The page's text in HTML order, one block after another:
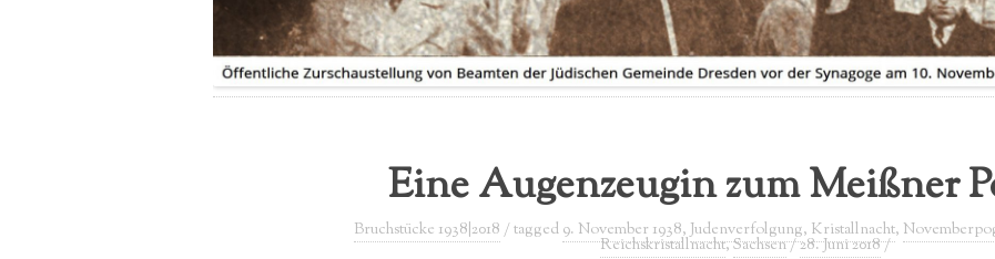
SPENDE
FLYER
Eine Augenzeugin zum Meißner
Bruchstücke 1938|2018 / tagged 9. November 1938,Judenverfolgung, Kristallnacht,
Reichskristallnacht,Sachsen/28. Juni 2018/